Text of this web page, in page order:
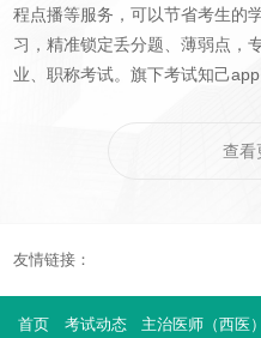
程点播等服务，可以节省考生的
习，精准锁定丢分题、薄弱点，
业、职称考试。旗下考试知己app
查看
友情链接：
首页 考试动态 主治医师（西医）